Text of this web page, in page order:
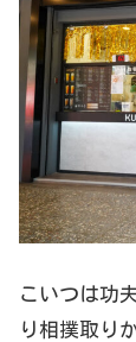
こいつは功
り相撲取り